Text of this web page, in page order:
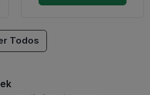
Todos